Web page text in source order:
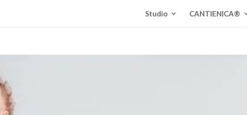
Studio CANTIENICA®